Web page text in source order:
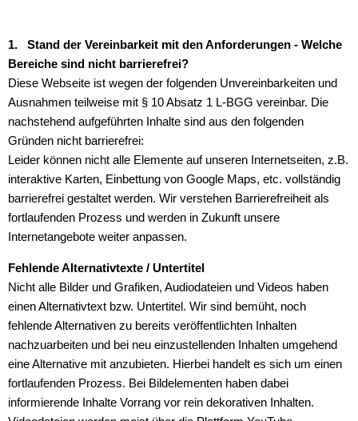
1. Stand der Vereinbarkeit mit den Anforderungen - Welche
Bereiche sind nicht barrierefrei?
Diese Webseite ist wegen der folgenden Unvereinbarkeiten und
Ausnahmen teilweise mit § 10 Absatz 1 L-BGG vereinbar. Die
nachstehend aufgeführten Inhalte sind aus den folgenden
Gründen nicht barrierefrei:
Leider können nicht alle Elemente auf unseren Internetseiten, z.B.
interaktive Karten, Einbettung von Google Maps, etc. vollständig
barrierefrei gestaltet werden. Wir verstehen Barrierefreiheit als
fortlaufenden Prozess und werden in Zukunft unsere
Internetangebote weiter anpassen.
Fehlende Alternativtexte / Untertitel
Nicht alle Bilder und Grafiken, Audiodateien und Videos haben
einen Alternativtext bzw. Untertitel. Wir sind bemüht, noch
fehlende Alternativen zu bereits veröffentlichten Inhalten
nachzuarbeiten und bei neu einzustellenden Inhalten umgehend
eine Alternative mit anzubieten. Hierbei handelt es sich um einen
fortlaufenden Prozess. Bei Bildelementen haben dabei
informierende Inhalte Vorrang vor rein dekorativen Inhalten.